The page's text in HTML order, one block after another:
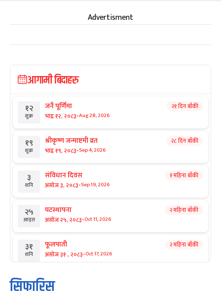
Advertisment
आगामी बिदाहरु
१२
शुक्र
जनै पूर्णिमा
भाद्र १२, २०८३-Aug 28, 2026
२१ दिन बाँकी
१९
शुक्र
श्रीकृष्ण जन्माष्टमी व्रत
भाद्र १९, २०८३-Sep 4, 2026
२८ दिन बाँकी
३
शनि
संविधान दिवस
असोज ३, २०८३-Sep 19, 2026
१ महिना बाँकी
२५
आइत
घटस्थापना
असोज २५, २०८३-Oct 11, 2026
२ महिना बाँकी
३१
शनि
फूलपाती
असोज ३१ , २०८३-Oct 17, 2026
२ महिना बाँकी
१
आइत
कार्तिक सङ्क्रान्ति
कार्तिक १, २०८३